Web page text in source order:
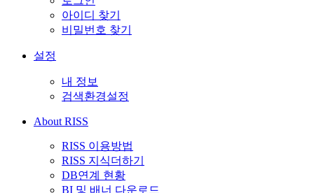
아이디 찾기
비밀번호 찾기
설정
내 정보
검색환경설정
About RISS
RISS 이용방법
RISS 지식더하기
DB연계 현황
BI 및 배너 다운로드